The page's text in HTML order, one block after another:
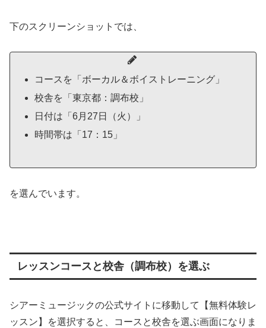
下のスクリーンショットでは、
コースを「ボーカル＆ボイストレーニング」
校舎を「東京都：調布校」
日付は「6月27日（火）」
時間帯は「17：15」
を選んでいます。
レッスンコースと校舎（調布校）を選ぶ
シアーミュージックの公式サイトに移動して【無料体験レ
ッスン】を選択すると、コースと校舎を選ぶ画面になりま